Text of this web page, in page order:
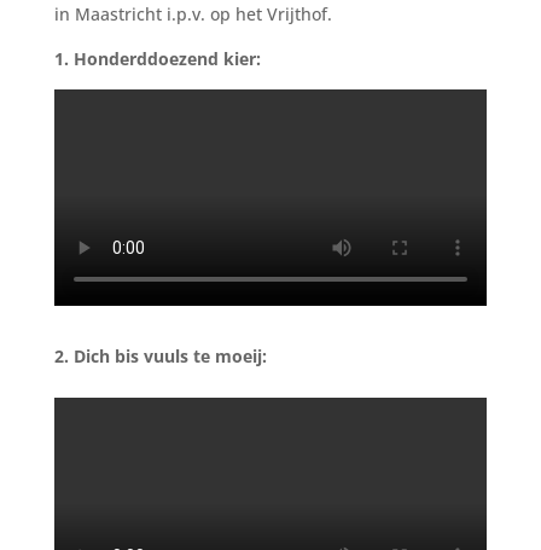
in Maastricht i.p.v. op het Vrijthof.
1. Honderddoezend kier:
2. Dich bis vuuls te moeij: